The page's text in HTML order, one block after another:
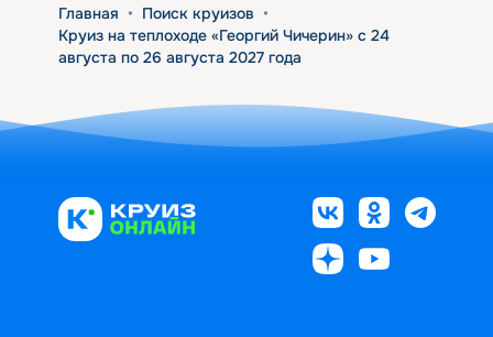
Главная • Поиск круизов •
Круиз на теплоходе «Георгий Чичерин» с 24
августа по 26 августа 2027 года